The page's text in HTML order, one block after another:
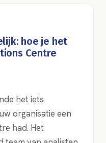
hoe je het
Centre
het iets
organisatie een
had. Het